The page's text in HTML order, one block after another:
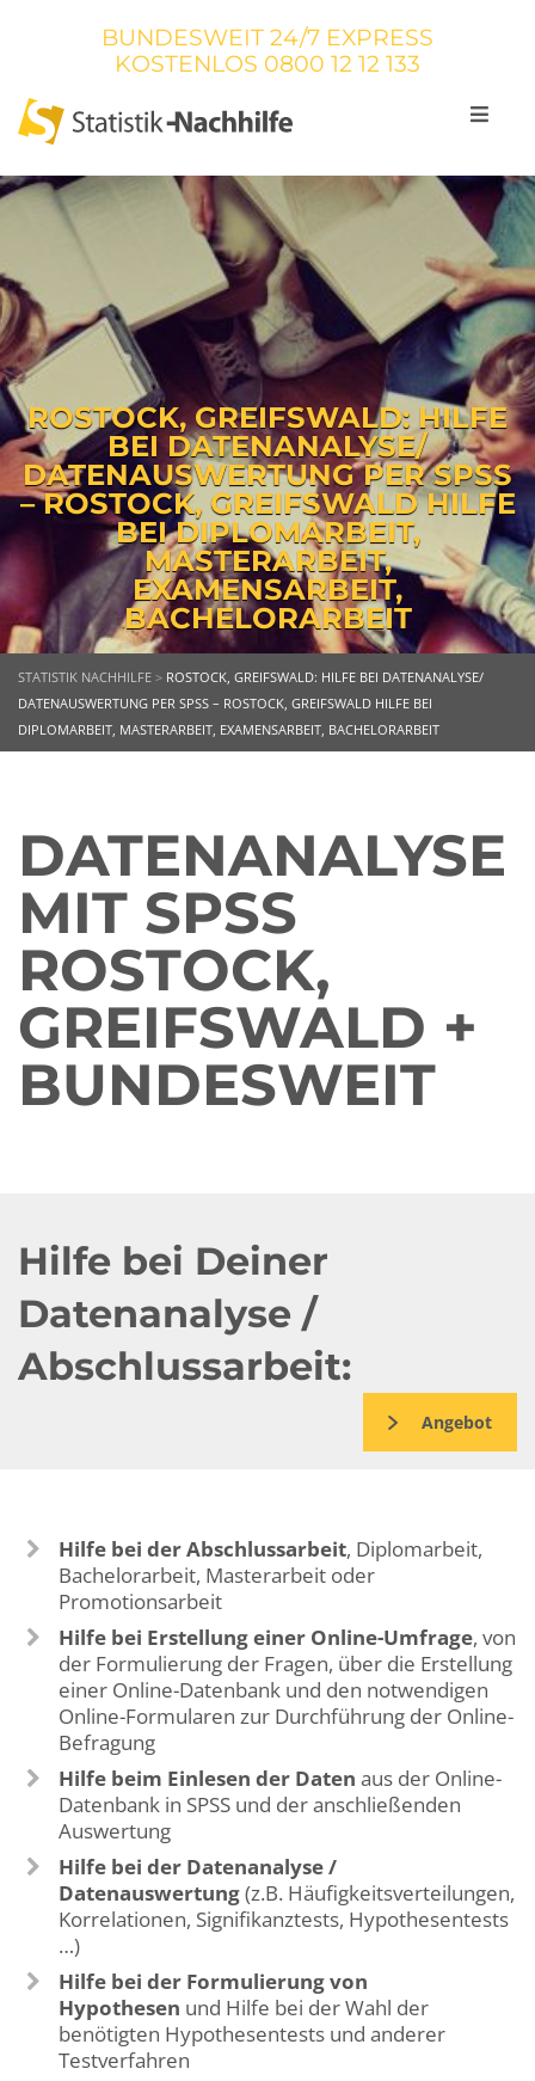
BUNDESWEIT 24/7 EXPRESS
KOSTENLOS 0800 12 12 133
ROSTOCK, GREIFSWALD: HILFE
BEI DATENANALYSE/
DATENAUSWERTUNG PER SPSS
– ROSTOCK, GREIFSWALD HILFE
BEI DIPLOMARBEIT,
MASTERARBEIT,
EXAMENSARBEIT,
BACHELORARBEIT
STATISTIK NACHHILFE > ROSTOCK, GREIFSWALD: HILFE BEI DATENANALYSE/
DATENAUSWERTUNG PER SPSS – ROSTOCK, GREIFSWALD HILFE BEI
DIPLOMARBEIT, MASTERARBEIT, EXAMENSARBEIT, BACHELORARBEIT
DATENANALYSE
MIT SPSS
ROSTOCK,
GREIFSWALD +
BUNDESWEIT
Hilfe bei Deiner
Datenanalyse /
Abschlussarbeit:
Angebot
Hilfe bei der Abschlussarbeit, Diplomarbeit,
Bachelorarbeit, Masterarbeit oder
Promotionsarbeit
Hilfe bei Erstellung einer Online-Umfrage, von
der Formulierung der Fragen, über die Erstellung
einer Online-Datenbank und den notwendigen
Online-Formularen zur Durchführung der Online-
Befragung
Hilfe beim Einlesen der Daten aus der Online-
Datenbank in SPSS und der anschließenden
Auswertung
Hilfe bei der Datenanalyse /
Datenauswertung(z.B. Häufigkeitsverteilungen,
Korrelationen, Signifikanztests, Hypothesentests
…)
Hilfe bei der Formulierung von
Hypothesen und Hilfe bei der Wahl der
benötigten Hypothesentests und anderer
Testverfahren